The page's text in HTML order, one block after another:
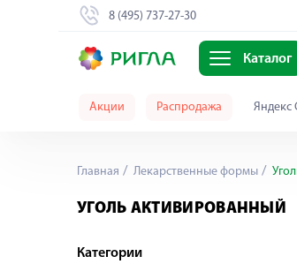
8 (495) 737-27-30
Каталог
Акции Распродажа Яндекс
Главная Лекарственные формы
УГОЛЬ АКТИВИРОВАННЫЙ
Категории